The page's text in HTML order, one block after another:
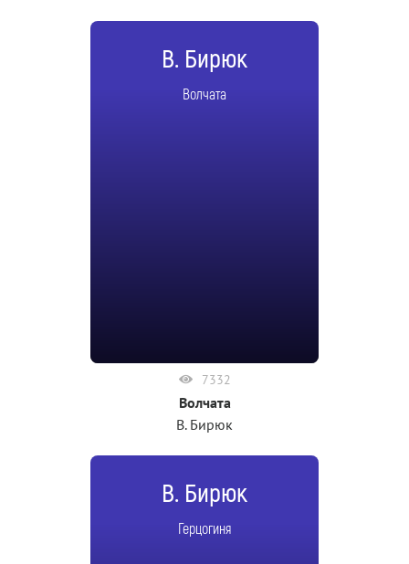
В. Бирюк
Волчата
7332
Волчата
В. Бирюк
В. Бирюк
Герцогиня